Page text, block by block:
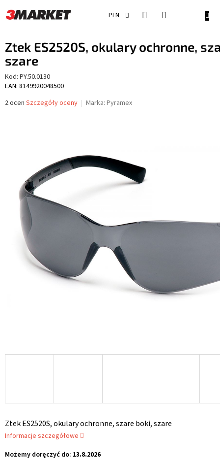
do
treści
PLN
Ztek ES2520S, okulary ochronne,
szare
Kod: PY.50.0130
EAN: 8149920048500
Średnia
2 ocen Szczegóły oceny Marka: Pyramex
Możemy doręczyć do: 13.8.2026
Ztek ES2520S, okulary ochronne, szare boki, szare
Informacje szczegółowe